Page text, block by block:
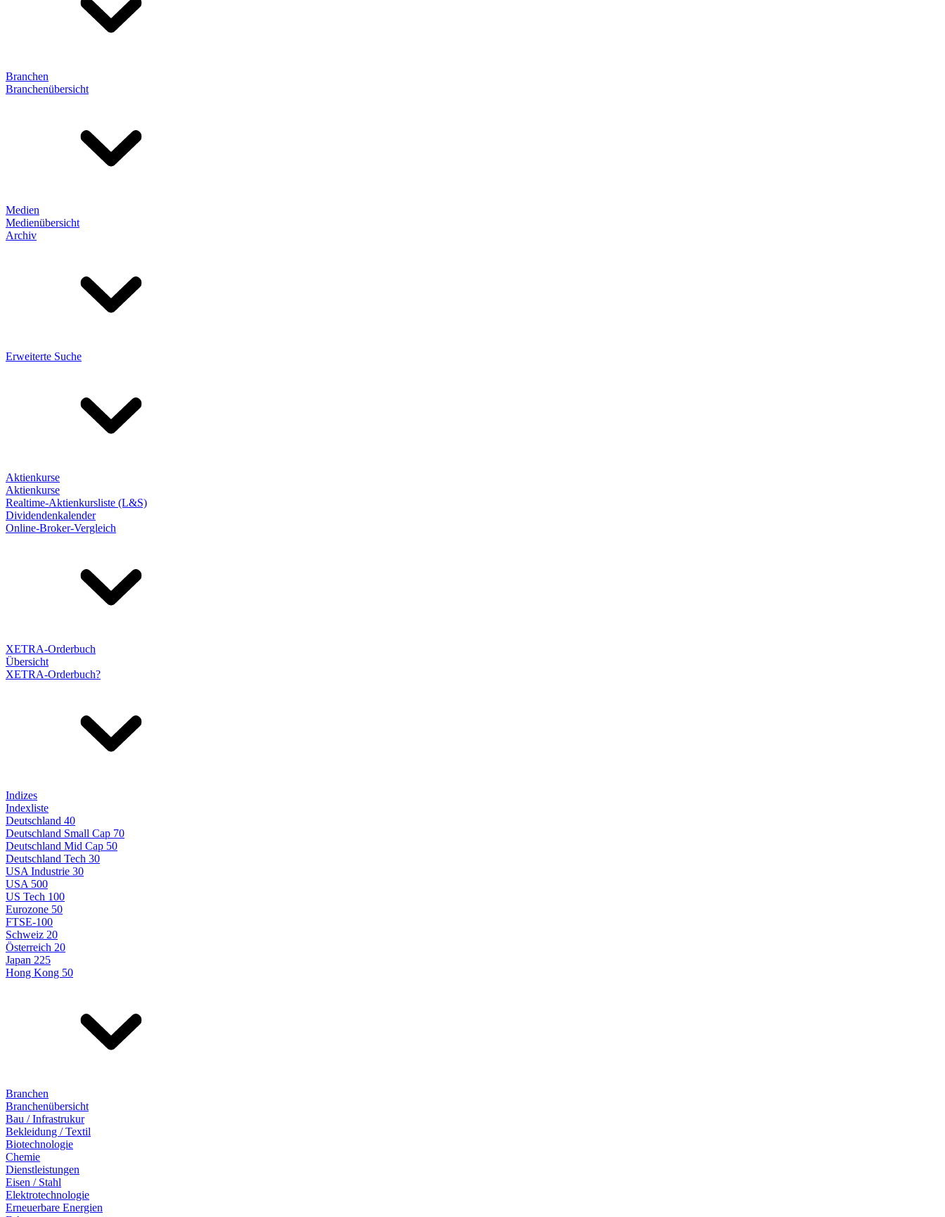
Branchen
Branchenübersicht
Medien
Medienübersicht
Archiv
Erweiterte Suche
Aktienkurse
Aktienkurse
Realtime-Aktienkursliste (L&S)
Dividendenkalender
Online-Broker-Vergleich
XETRA-Orderbuch
Übersicht
XETRA-Orderbuch?
Indizes
Indexliste
Deutschland 40
Deutschland Small Cap 70
Deutschland Mid Cap 50
Deutschland Tech 30
USA Industrie 30
USA 500
US Tech 100
Eurozone 50
FTSE-100
Schweiz 20
Österreich 20
Japan 225
Hong Kong 50
Branchen
Branchenübersicht
Bau / Infrastrukur
Bekleidung / Textil
Biotechnologie
Chemie
Dienstleistungen
Eisen / Stahl
Elektrotechnologie
Erneuerbare Energien